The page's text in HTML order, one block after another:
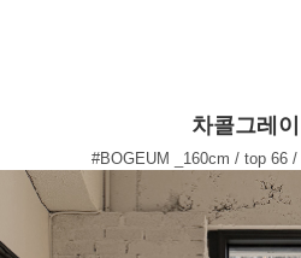
차콜그레
#BOGEUM _160cm / top 66